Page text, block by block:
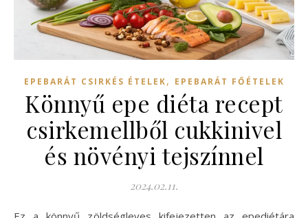
EPEBARÁT CSIRKÉS ÉTELEK, EPEBARÁT FŐÉTELEK
Könnyű epe diéta recept
csirkemellből cukkinivel
és növényi tejszínnel
2024.02.11.